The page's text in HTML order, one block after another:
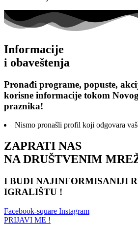
Informacije
i obaveštenja
Pronađi programe, popuste,
korisne informacije tokom
praznika!
Nismo pronašli profil koji odgovara
ZAPRATI NAS
NA DRUŠTVENIM
I BUDI NAJINFORMISANIJI
IGRALIŠTU !
Facebook-square Instagram
PRIJAVI ME !